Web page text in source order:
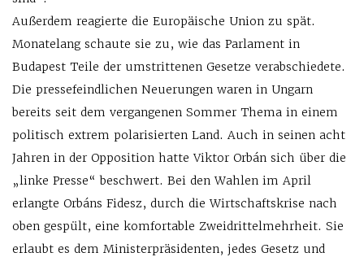
Außerdem reagierte die Europäische Union zu spät.
Monatelang schaute sie zu, wie das Parlament in
Budapest Teile der umstrittenen Gesetze verabschiedete.
Die pressefeindlichen Neuerungen waren in Ungarn
bereits seit dem vergangenen Sommer Thema in einem
politisch extrem polarisierten Land. Auch in seinen acht
Jahren in der Opposition hatte Viktor Orbán sich über die
„linke Presse“ beschwert. Bei den Wahlen im April
erlangte Orbáns Fidesz, durch die Wirtschaftskrise nach
oben gespült, eine komfortable Zweidrittelmehrheit. Sie
erlaubt es dem Ministerpräsidenten, jedes Gesetz und